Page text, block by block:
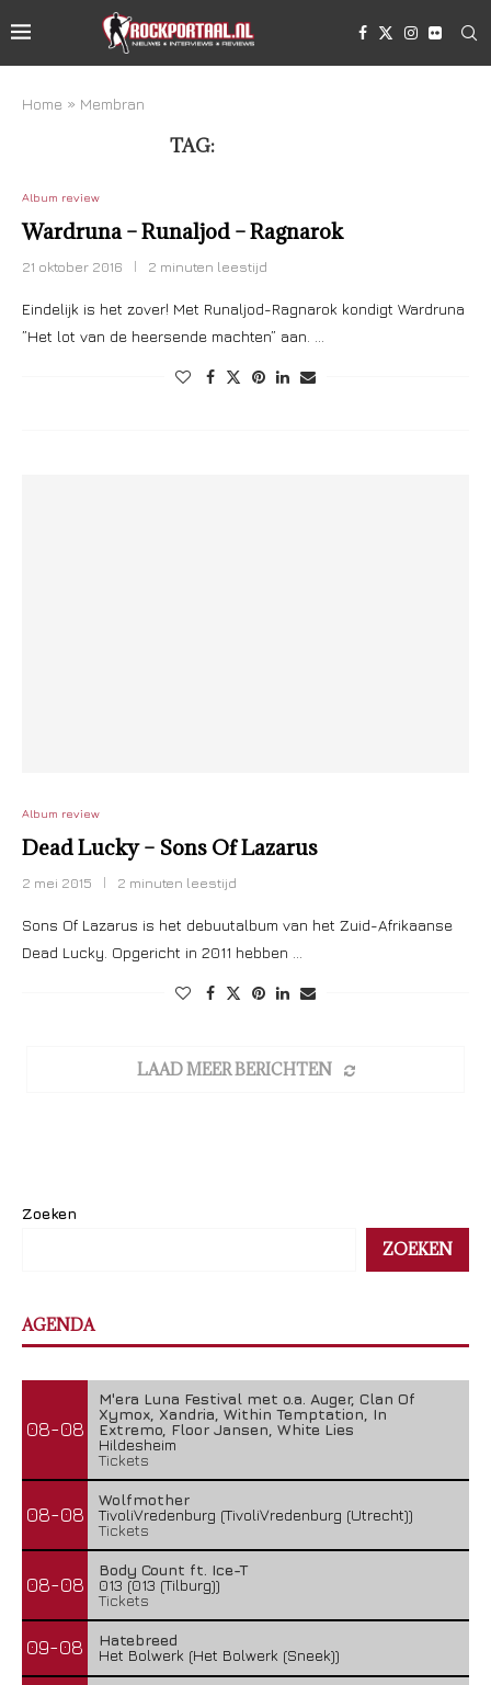
Home » Membran
TAG:
Album review
Wardruna – Runaljod – Ragnarok
21 oktober 2016 2 minuten leestijd
Eindelijk is het zover! Met Runaljod-Ragnarok kondigt Wardruna
”Het lot van de heersende machten” aan. …
Album review
Dead Lucky – Sons Of Lazarus
2 mei 2015 2 minuten leestijd
Sons Of Lazarus is het debuutalbum van het Zuid-Afrikaanse
Dead Lucky. Opgericht in 2011 hebben …
LAAD MEER BERICHTEN
Zoeken
ZOEKEN
AGENDA
08-08
M'era Luna Festival met o.a. Auger, Clan Of
Xymox, Xandria, Within Temptation, In
Extremo, Floor Jansen, White Lies
Hildesheim
Tickets
08-08
Wolfmother
TivoliVredenburg (TivoliVredenburg (Utrecht))
Tickets
08-08
Body Count ft. Ice-T
013 (013 (Tilburg))
Tickets
09-08
Hatebreed
Het Bolwerk (Het Bolwerk (Sneek))